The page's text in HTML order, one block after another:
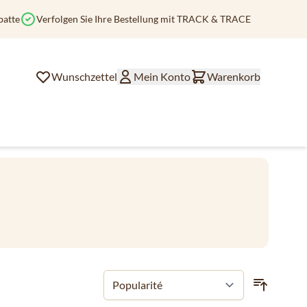
Verfolgen Sie Ihre Bestellung mit TRACK & TRACE
Wunschzettel Mein Konto Warenkorb